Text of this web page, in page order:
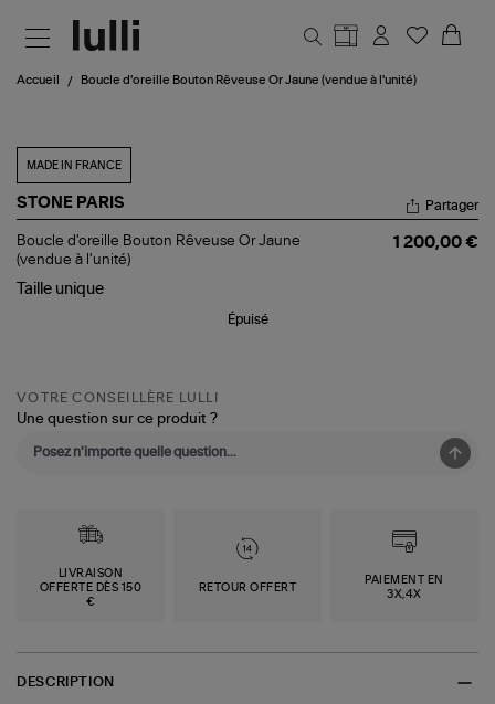
Accueil Boucle d'oreille Bouton Rêveuse Or Jaune (vendue à l'unité)
MADE IN FRANCE
STONE PARIS
Boucle
d'oreille
Rêveuse
Partager
Boucle d'oreille Bouton Rêveuse Or Jaune
(vendue à l'unité)
1 200,00 €
Taille unique
Épuisé
VOTRE CONSEILLÈRE LULLI
Une question sur ce produit ?
LIVRAISON
OFFERTE DÈS 150
€
RETOUR OFFERT
PAIEMENT EN
3X,4X
DESCRIPTION